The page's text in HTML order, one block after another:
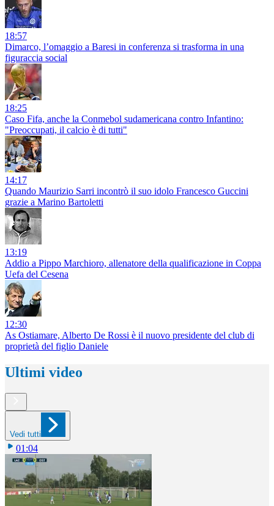
18:57
Dimarco, l’omaggio a Baresi in conferenza si trasforma in una
figuraccia social
18:25
Caso Fifa, anche la Conmebol sudamericana contro Infantino:
"Preoccupati, il calcio è di tutti"
14:17
Quando Maurizio Sarri incontrò il suo idolo Francesco Guccini
grazie a Marino Bartoletti
13:19
Addio a Pippo Marchioro, allenatore della qualificazione in Coppa
Uefa del Cesena
12:30
As Ostiamare, Alberto De Rossi è il nuovo presidente del club di
proprietà del figlio Daniele
Ultimi video
Vedi tutti
01:04